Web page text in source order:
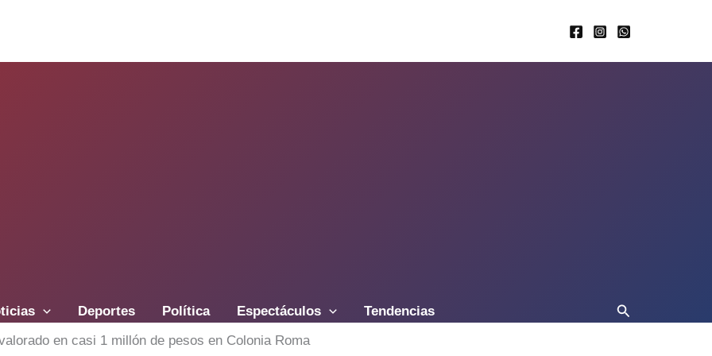
Deportes Política Espectáculos Tendencias Buscar
en casi 1 millón de pesos en Colonia Roma